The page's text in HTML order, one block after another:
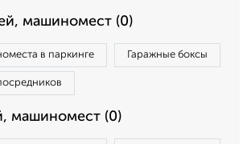
машиномест (0)
в паркинге Гаражные боксы
машиномест (0)